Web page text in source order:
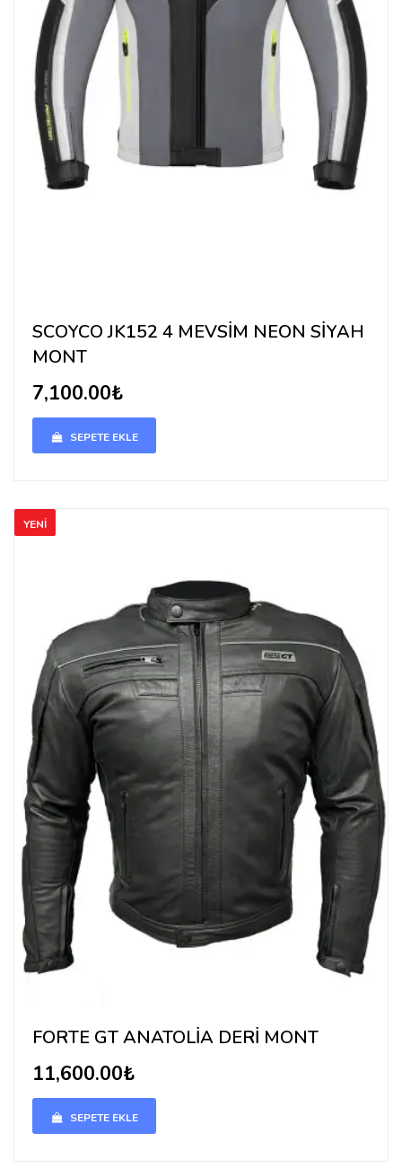
SCOYCO JK152 4 MEVSİM NEON SİYAH
MONT
7,100.00₺
SEPETE EKLE
YENİ
FORTE GT ANATOLİA DERİ MONT
11,600.00₺
SEPETE EKLE